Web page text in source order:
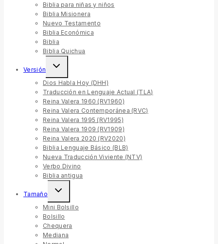
Biblia para niñas y niños
Biblia Misionera
Nuevo Testamento
Biblia Económica
Biblia
Biblia Quichua
Versión
Dios Habla Hoy (DHH)
Traducción en Lenguaje Actual (TLA)
Reina Valera 1960 (RV1960)
Reina Valera Contemporánea (RVC)
Reina Valera 1995 (RV1995)
Reina Valera 1909 (RV1909)
Reina Valera 2020 (RV2020)
Biblia Lenguaje Básico (BLB)
Nueva Traducción Viviente (NTV)
Verbo Divino
Biblia antigua
Tamaño
Mini Bolsillo
Bolsillo
Chequera
Mediana